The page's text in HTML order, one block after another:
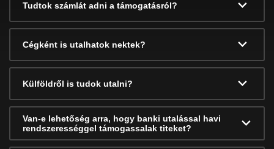
Tudtok számlát adni a támogatásról?
Cégként is utalhatok nektek?
Külföldről is tudok utalni?
Van-e lehetőség arra, hogy banki utalással havi
rendszerességgel támogassalak titeket?